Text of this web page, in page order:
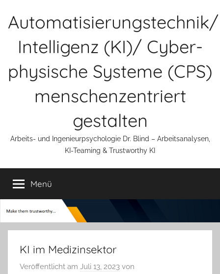
Inhalt
Intelligenz (KI)/ Cyber-
physische Systeme (CPS)
menschenzentriert
gestalten
Arbeits- und Ingenieurpsychologie Dr. Blind – Arbeitsanalysen,
KI-Teaming & Trustworthy KI
Menü
KI im Medizinsektor
Veröffentlicht am Juli 13, 2023 von